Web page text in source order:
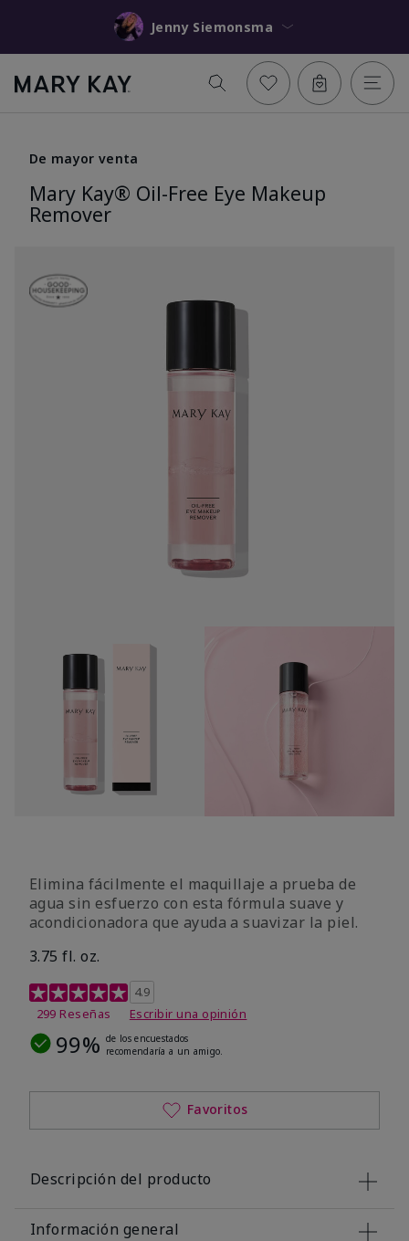
Jenny Siemonsma
De mayor venta
Mary Kay® Oil-Free Eye Makeup
Remover
Elimina fácilmente el maquillaje a prueba de
agua sin esfuerzo con esta fórmula suave y
acondicionadora que ayuda a suavizar la piel.
3.75 fl. oz.
Calificación de clientes de 4,8 de 5
4.9
299 Reseñas
Escribir una opinión
99% de los encuestados
recomendaría a un amigo.
Favoritos
Descripción del producto
Información general